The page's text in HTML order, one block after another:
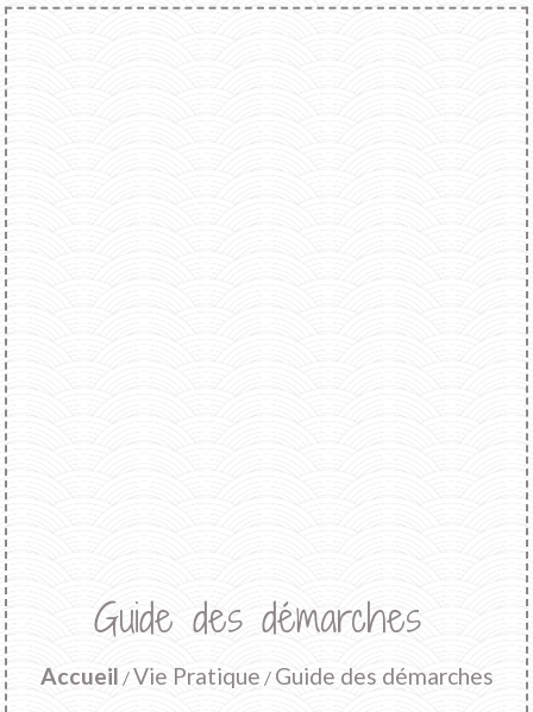
Guide des démarches
Accueil /Vie Pratique / Guide des démarches